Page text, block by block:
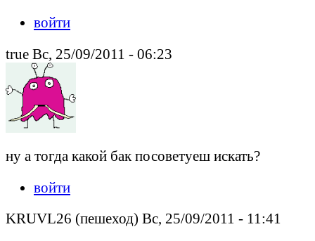
войти
true Вс, 25/09/2011 - 06:23
ну а тогда какой бак посоветуеш искать?
войти
KRUVL26 (пешеход) Вс, 25/09/2011 - 11:41